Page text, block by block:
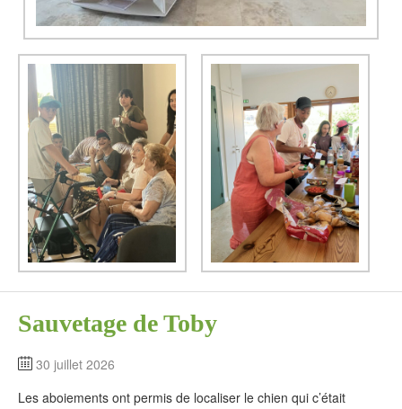
Sauvetage de Toby
30 juillet 2026
Les aboiements ont permis de localiser le chien qui c’était